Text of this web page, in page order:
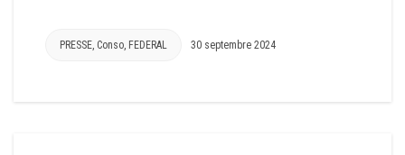
PRESSE, Conso, FEDERAL 30 septembre 2024